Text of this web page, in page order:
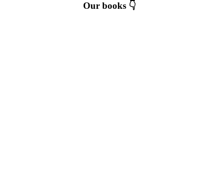
Our books 👇